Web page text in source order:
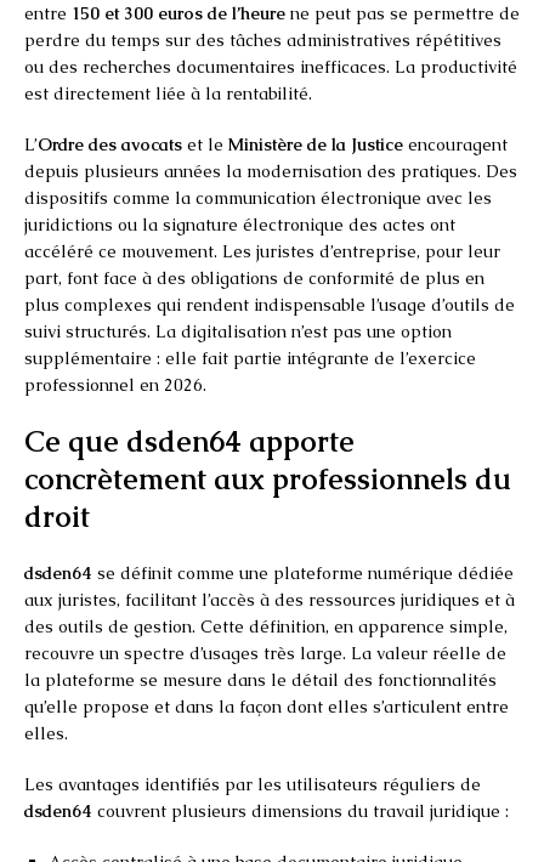
entre 150 et 300 euros de l’heure ne peut pas se permettre de
perdre du temps sur des tâches administratives répétitives
ou des recherches documentaires inefficaces. La productivité
est directement liée à la rentabilité.
L’Ordre des avocats et le Ministère de la Justice encouragent
depuis plusieurs années la modernisation des pratiques. Des
dispositifs comme la communication électronique avec les
juridictions ou la signature électronique des actes ont
accéléré ce mouvement. Les juristes d’entreprise, pour leur
part, font face à des obligations de conformité de plus en
plus complexes qui rendent indispensable l’usage d’outils de
suivi structurés. La digitalisation n’est pas une option
supplémentaire : elle fait partie intégrante de l’exercice
professionnel en 2026.
Ce que dsden64 apporte
concrètement aux professionnels du
droit
dsden64 se définit comme une plateforme numérique dédiée
aux juristes, facilitant l’accès à des ressources juridiques et à
des outils de gestion. Cette définition, en apparence simple,
recouvre un spectre d’usages très large. La valeur réelle de
la plateforme se mesure dans le détail des fonctionnalités
qu’elle propose et dans la façon dont elles s’articulent entre
elles.
Les avantages identifiés par les utilisateurs réguliers de
dsden64 couvrent plusieurs dimensions du travail juridique :